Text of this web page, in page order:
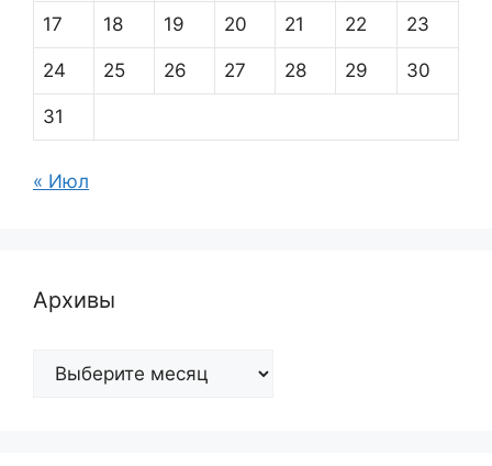
17 18 19 20 21 22 23
24 25 26 27 28 29 30
31
« Июл
Архивы
Архивы